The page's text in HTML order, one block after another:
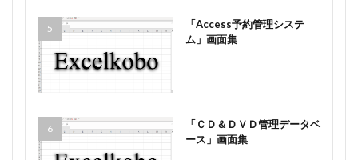
「Access予約管理システ
ム」画面集
「ＣＤ＆ＤＶＤ管理データベ
ース」画面集